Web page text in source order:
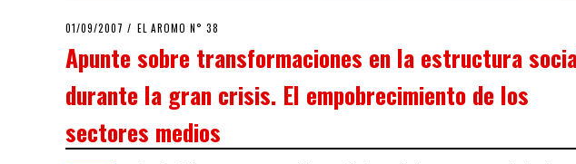
POSTED
01/09/2007 23/03/2020
EL AROMO N° 38
Apunte sobre transformaciones en la estructura
durante la gran crisis. El empobrecimiento de los
sectores medios